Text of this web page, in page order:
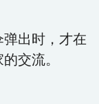
出时，才在
交流。